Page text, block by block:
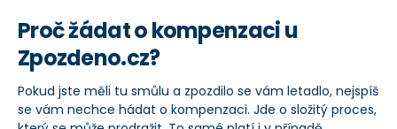
Proč žádat o kompenzaci u
Zpozdeno.cz?
Pokud jste měli tu smůlu a zpozdilo se vám letadlo, nejspíš
se vám nechce hádat o kompenzaci. Jde o složitý proces,